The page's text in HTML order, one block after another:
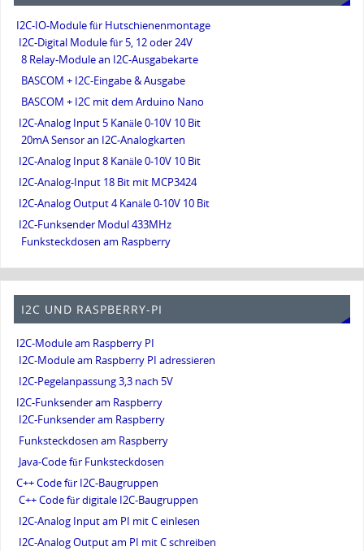
I2C-IO-Module für Hutschienenmontage
I2C-Digital Module für 5, 12 oder 24V
8 Relay-Module an I2C-Ausgabekarte
BASCOM + I2C-Eingabe & Ausgabe
BASCOM + I2C mit dem Arduino Nano
I2C-Analog Input 5 Kanäle 0-10V 10 Bit
20mA Sensor an I2C-Analogkarten
I2C-Analog Input 8 Kanäle 0-10V 10 Bit
I2C-Analog-Input 18 Bit mit MCP3424
I2C-Analog Output 4 Kanäle 0-10V 10 Bit
I2C-Funksender Modul 433MHz
Funksteckdosen am Raspberry
I2C UND RASPBERRY-PI
I2C-Module am Raspberry PI
I2C-Module am Raspberry PI adressieren
I2C-Pegelanpassung 3,3 nach 5V
I2C-Funksender am Raspberry
I2C-Funksender am Raspberry
Funksteckdosen am Raspberry
Java-Code für Funksteckdosen
C++ Code für I2C-Baugruppen
C++ Code für digitale I2C-Baugruppen
I2C-Analog Input am PI mit C einlesen
I2C-Analog Output am PI mit C schreiben